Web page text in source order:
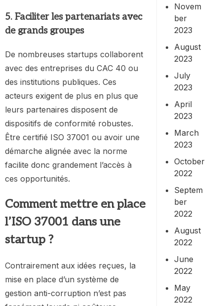
5. Faciliter les partenariats avec
de grands groupes
De nombreuses startups collaborent
avec des entreprises du CAC 40 ou
des institutions publiques. Ces
acteurs exigent de plus en plus que
leurs partenaires disposent de
dispositifs de conformité robustes.
Être certifié ISO 37001 ou avoir une
démarche alignée avec la norme
facilite donc grandement l’accès à
ces opportunités.
Comment mettre en place
l’ISO 37001 dans une
startup ?
Contrairement aux idées reçues, la
mise en place d’un système de
gestion anti-corruption n’est pas
Novem
ber
2023
August
2023
July
2023
April
2023
March
2023
October
2022
Septem
ber
2022
August
2022
June
2022
May
2022